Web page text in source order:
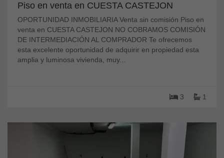
Piso en venta en CUESTA CASTEJON
OPORTUNIDAD INMOBILIARIA Venta sin comisión Piso en
venta en CUESTA CASTEJON NO COBRAMOS COMISIÓN
DE INTERMEDIACIÓN AL COMPRADOR Te ofrecemos
esta excelente oportunidad de adquirir en propiedad esta
amplia y luminosa vivienda, muy...
3 1